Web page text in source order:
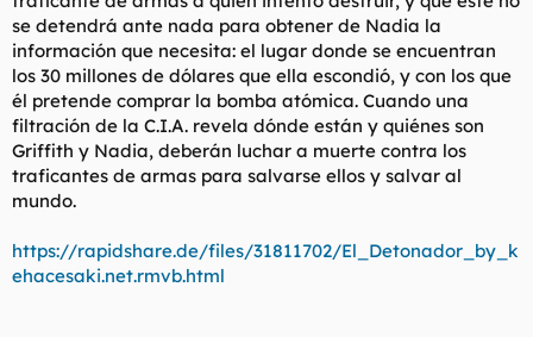
se detendrá ante nada para obtener de Nadia la
información que necesita: el lugar donde se encuentran
los 30 millones de dólares que ella escondió, y con los que
él pretende comprar la bomba atómica. Cuando una
filtración de la C.I.A. revela dónde están y quiénes son
Griffith y Nadia, deberán luchar a muerte contra los
traficantes de armas para salvarse ellos y salvar al
mundo.
https://rapidshare.de/files/31811702/El_Detonador_by_k
ehacesaki.net.rmvb.html